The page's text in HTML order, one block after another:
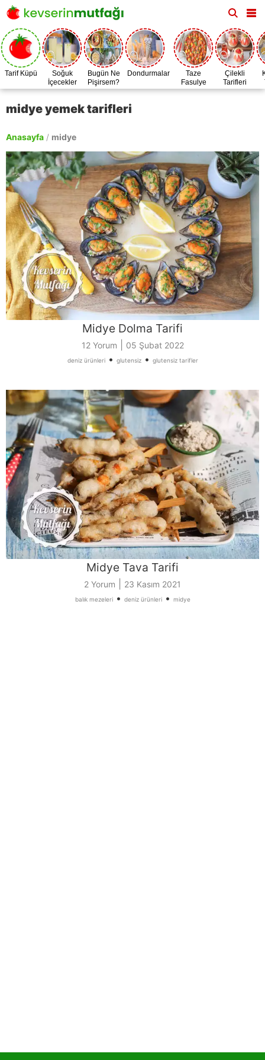
Tarif Küpü
Soğuk
İçecekler
Bugün Ne
Pişirsem?
Dondurmalar
Taze
Fasulye
Zamanı
Çilekli
Tarifleri
midye yemek tarifleri
Anasayfa / midye
Midye Dolma Tarifi
12 Yorum 05 Şubat 2022
deniz ürünleri• glutensiz• glutensiz tarifler
Midye Tava Tarifi
2 Yorum 23 Kasım 2021
balık mezeleri• deniz ürünleri• midye